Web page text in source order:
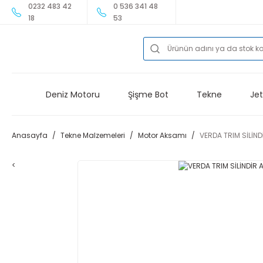
0232 483 42
18
0 536 341 48
53
Deniz Motoru Şişme Bot Tekne
Anasayfa Tekne Malzemeleri Motor Aksamı VERDA TRIM
<